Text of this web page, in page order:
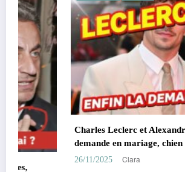
Charles Leclerc et Alexandra Saint
demande en mariage, chien complice, F1
Clara